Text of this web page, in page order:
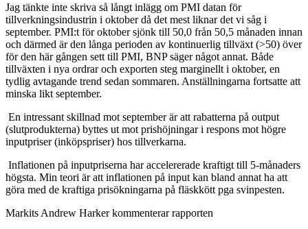
Jag tänkte inte skriva så långt inlägg om PMI datan för
tillverkningsindustrin i oktober då det mest liknar det vi såg i
september. PMI:t för oktober sjönk till 50,0 från 50,5 månaden innan
och därmed är den långa perioden av kontinuerlig tillväxt (>50) över
för den här gången sett till PMI, BNP säger något annat. Både
tillväxten i nya ordrar och exporten steg marginellt i oktober, en
tydlig avtagande trend sedan sommaren. Anställningarna fortsatte att
minska likt september.
En intressant skillnad mot september är att rabatterna på output
(slutprodukterna) byttes ut mot prishöjningar i respons mot högre
inputpriser (inköpspriser) hos tillverkarna.
Inflationen på inputpriserna har accelererade kraftigt till 5-månaders
högsta. Min teori är att inflationen på input kan bland annat ha att
göra med de kraftiga prisökningarna på fläskkött pga svinpesten.
Markits Andrew Harker kommenterar rapporten